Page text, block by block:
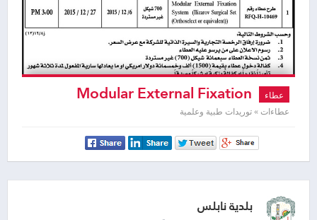
عطاء Modular External Fixation
System
عطاءات » توريدات طبية وعلمية
بلدية نابلس